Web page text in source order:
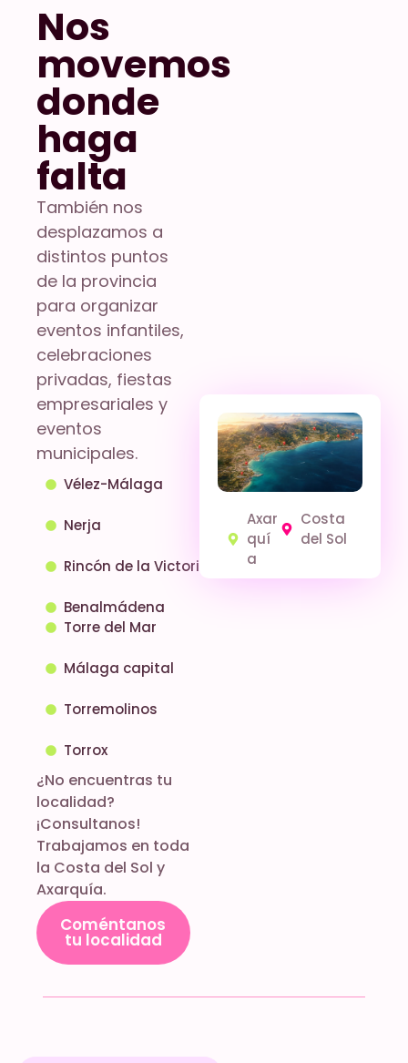
Nos
movemos
donde
haga
falta
También nos
desplazamos a
distintos puntos
de la provincia
para organizar
eventos infantiles,
celebraciones
privadas, fiestas
empresariales y
eventos
municipales.
Vélez-Málaga
Nerja
Rincón de la Victoria
Benalmádena
Torre del Mar
Málaga capital
Torremolinos
Torrox
¿No encuentras tu
localidad?
¡Consultanos!
Trabajamos en toda
la Costa del Sol y
Axarquía.
Coméntanos
tu localidad
Axar
quí
a
Costa
del Sol